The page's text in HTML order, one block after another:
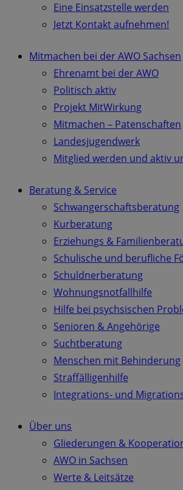
Eine Einsatzstelle werden
Jetzt Kontakt aufnehmen!
Mitmachen bei der AWO Sachsen
Ehrenamt bei der AWO
Politisch aktiv
Projekt MitWirkung
Mitmachen – Patenschaften
Landesjugendwerk
Mitglied werden und aktiv
Beratung & Service
Schwangerschaftsberatung
Kurberatung
Erziehungs &
Schulische und berufliche
Schuldnerberatung
Wohnungsnotfallhilfe
Hilfe bei psychsischen
Senioren & Angehörige
Suchtberatung
Menschen mit Behinderung
Straffälligenhilfe
Integrations- und
Über uns
Gliederungen &
AWO in Sachsen
Werte & Leitsätze